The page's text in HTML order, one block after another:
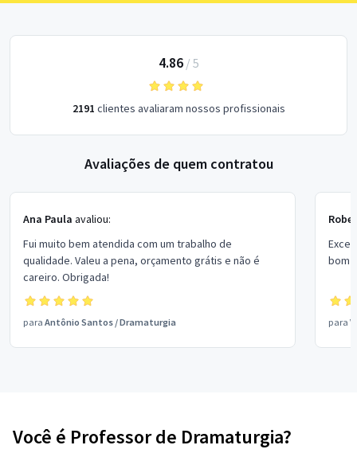
4.86/ 5
2191 clientes avaliaram nossos profissionais
Avaliações de quem contratou
Ana Paula avaliou:
Fui muito bem atendida com um trabalho de
qualidade. Valeu a pena, orçamento grátis e não é
careiro. Obrigada!
para Antônio Santos /Dramaturgia
bom
para
Você é Professor de Dramaturgia?